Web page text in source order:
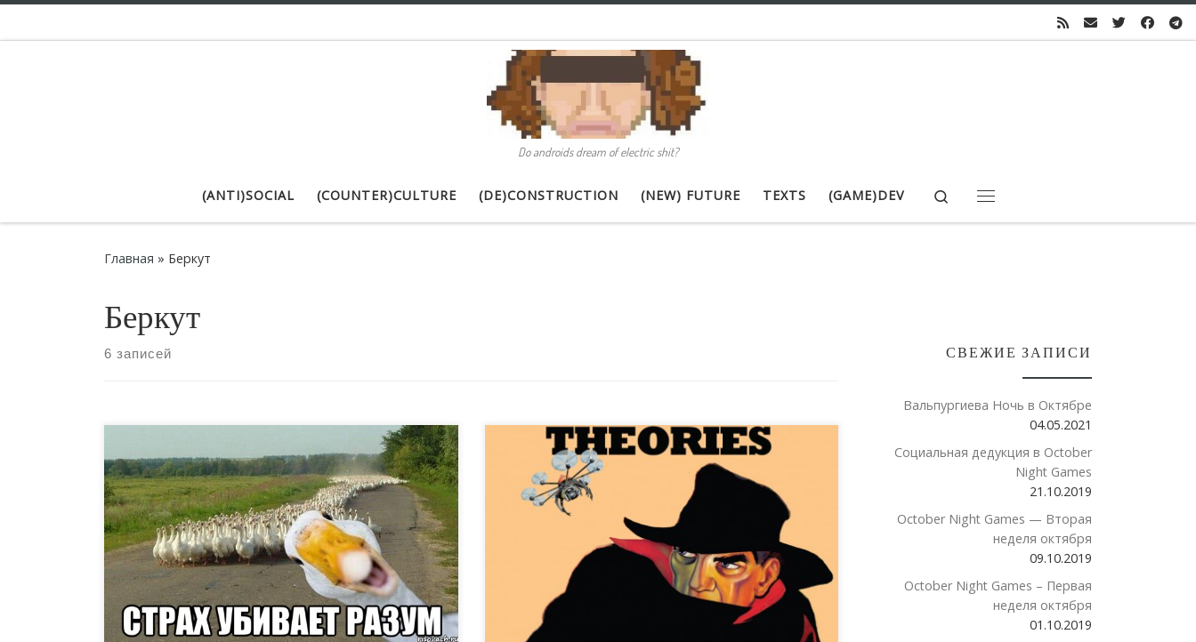
Do androids dream of electric shit?
(ANTI)SOCIAL (COUNTER)CULTURE (DE)CONSTRUCTION (NEW) FUTURE TEXTS (GAME)DEV
Search
Главная » Беркут
Беркут
6 записей
Писалось для АСТ, но версия в блоге лучше. На
официальном сайте АСТ отказались опубликовать
остроумный слоган “Аваков ебет собаков”, а здесь я
могу себе это позволить. Также я хотел тонко
пошутить про спайс, Киву, Авакова и мир “Дюны”, но
вы все равно не уловите эту тонкую иронию, потому
что либо […]
Разговорами о "неизвестных снайперах на Майдане"
и наши доморощенные конспирологи, и их
зарубежные коллеги очень ловко отвлекают
внимание с реальной темы полицейского насилия. За
этим словоблудием как-то теряется главное. Многие
погибшие и на Майдане, и в Мариинском Парке, и в
киевском Доме Профсоюзов погибли вовсе не от
пуль снайперов. Они погибли от рук Беркута и
наёмников с "Антимайдана".
СВЕЖИЕ ЗАПИСИ
Вальпургиева Ночь в Октябре
04.05.2021
Социальная дедукция в October
Night Games
21.10.2019
October Night Games — Вторая
неделя октября
09.10.2019
October Night Games – Первая
неделя октября
01.10.2019